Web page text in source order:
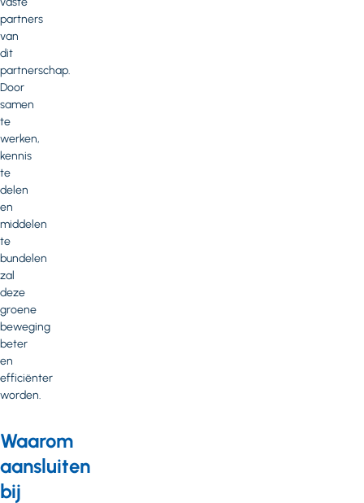
partners
van
dit
partnerschap.
Door
samen
te
werken,
kennis
te
delen
en
middelen
te
bundelen
zal
deze
groene
beweging
beter
en
efficiënter
worden.
Waarom
aansluiten
bij